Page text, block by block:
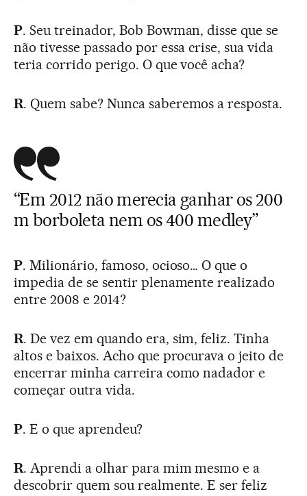
P. Seu treinador, Bob Bowman, disse que se
não tivesse passado por essa crise, sua vida
teria corrido perigo. O que você acha?
R. Quem sabe? Nunca saberemos a resposta.
“Em 2012 não merecia ganhar os 200
m borboleta nem os 400 medley”
P. Milionário, famoso, ocioso… O que o
impedia de se sentir plenamente realizado
entre 2008 e 2014?
R. De vez em quando era, sim, feliz. Tinha
altos e baixos. Acho que procurava o jeito de
encerrar minha carreira como nadador e
começar outra vida.
P. E o que aprendeu?
R. Aprendi a olhar para mim mesmo e a
descobrir quem sou realmente. E ser feliz